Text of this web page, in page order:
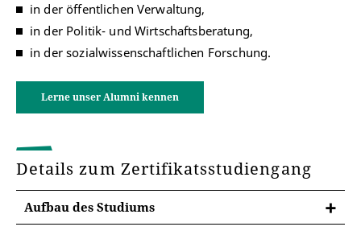
in der öffentlichen Verwaltung,
in der Politik- und Wirtschaftsberatung,
in der sozialwissenschaftlichen Forschung.
Lerne unser Alumni kennen
Details zum Zertifikatsstudiengang
Aufbau des Studiums